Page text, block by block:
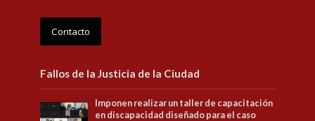
Contacto
Fallos de la Justicia de la Ciudad
Imponen realizar un taller de capacitación
en discapacidad diseñado para el caso